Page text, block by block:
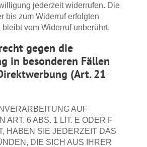
jederzeit widerrufen. Die
bis zum Widerruf erfolgten
vom Widerruf unberührt.
gegen die
in besonderen Fällen
(Art. 21
AUF
ART. 6 ABS. 1 LIT. E ODER F
HABEN SIE JEDERZEIT DAS
DIE SICH AUS IHRER